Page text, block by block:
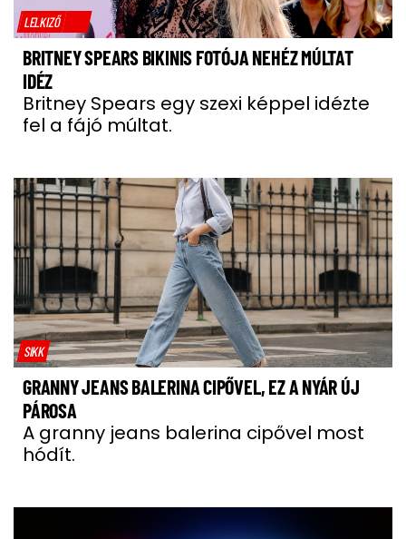
LELKIZŐ
BRITNEY SPEARS BIKINIS FOTÓJA NEHÉZ MÚLTAT
IDÉZ
Britney Spears egy szexi képpel idézte
fel a fájó múltat.
SIKK
GRANNY JEANS BALERINA CIPŐVEL, EZ A NYÁR ÚJ
PÁROSA
A granny jeans balerina cipővel most
hódít.